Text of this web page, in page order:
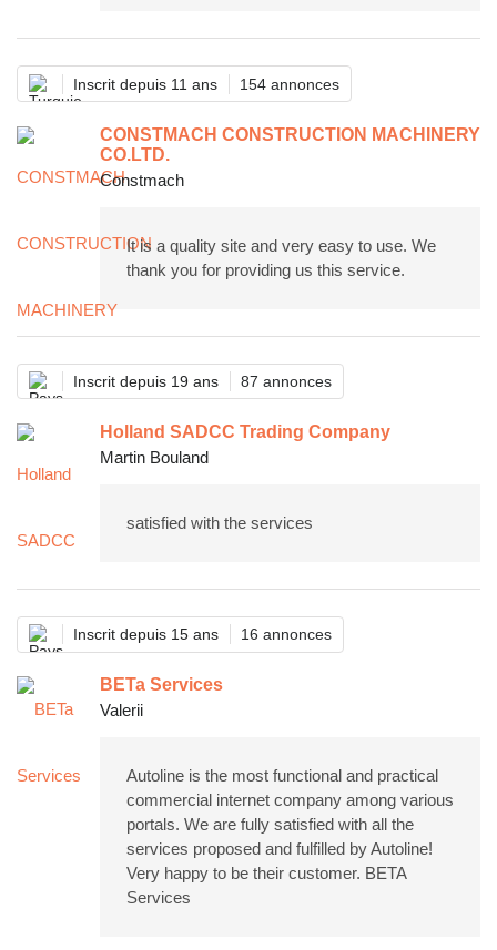
Inscrit depuis 11 ans 154 annonces
CONSTMACH CONSTRUCTION MACHINERY
CO.LTD.
Constmach
It is a quality site and very easy to use. We
thank you for providing us this service.
Inscrit depuis 19 ans 87 annonces
Holland SADCC Trading Company
Martin Bouland
satisfied with the services
Inscrit depuis 15 ans 16 annonces
BETa Services
Valerii
Autoline is the most functional and practical
commercial internet company among various
portals. We are fully satisfied with all the
services proposed and fulfilled by Autoline!
Very happy to be their customer. BETA
Services